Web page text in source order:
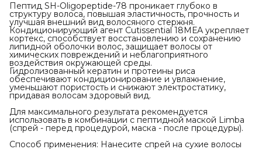
Пептид SH-Oligopeptide-78 проникает глубоко в
структуру волоса, повышая эластичность, прочность и
улучшая внешний вид волосяного стержня.
Кондиционирующий агент Cutissential 18МЕА укрепляет
кортекс, способствует восстановлению и сохранению
липидной оболочки волос, защищает волосы от
химических повреждений и неблагоприятного
воздействия окружающей среды.
Гидролизованный кератин и протеины риса
обеспечивают кондиционирование и увлажнение,
уменьшают пористость и снижают электростатику,
придавая волосам здоровый вид.
Для максимального результата рекомендуется
использовать в комбинации с пептидной маской Limba
(спрей - перед процедурой, маска - после процедуры).
Способ применения: Нанесите спрей на сухие волосы